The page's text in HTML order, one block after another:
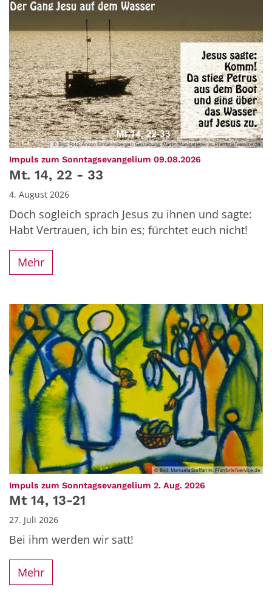
© Bild: Foto: Anton Eilmannsberger, Gestaltung: Martin Manigatterer In: Pfarrbriefservice.de
Impuls zum Sonntagsevangelium 09.08.2026
Mt. 14, 22 - 33
4. August 2026
Doch sogleich sprach Jesus zu ihnen und sagte:
Habt Vertrauen, ich bin es; fürchtet euch nicht!
Mehr
© Bild: Manuela Steffan In: Pfarrbriefservice.de
Impuls zum Sonntagsevangelium 2. Aug. 2026
Mt 14, 13-21
27. Juli 2026
Bei ihm werden wir satt!
Mehr